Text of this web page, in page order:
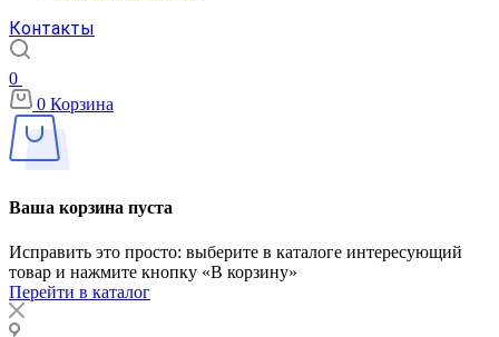
Контакты
0
0 Корзина
Ваша корзина пуста
Исправить это просто: выберите в каталоге интересующий
товар и нажмите кнопку «В корзину»
Перейти в каталог